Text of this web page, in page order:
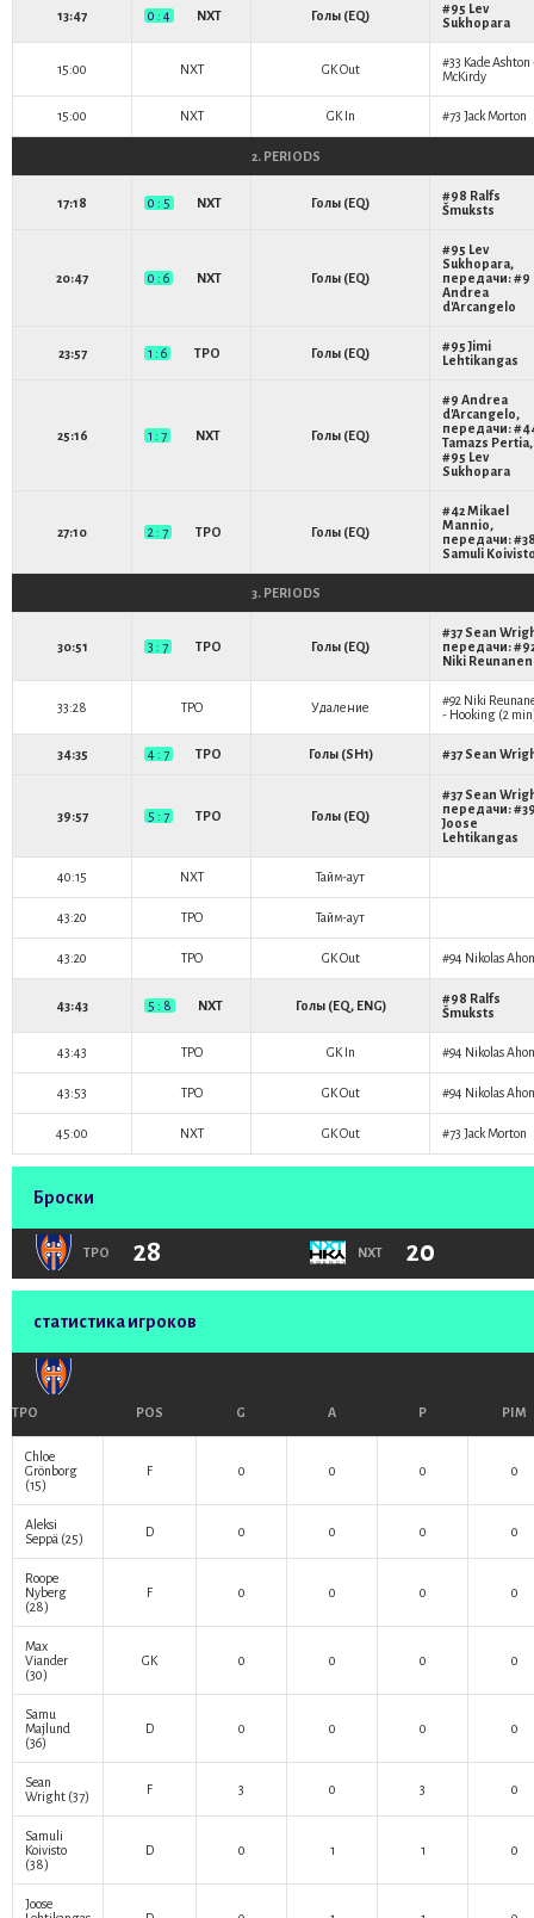
13:47 0 : 4 NXT Голы (EQ) #95 Lev
Sukhopara
15:00 NXT GK Out #33 Kade Ashton
McKirdy
15:00 NXT GK In #73 Jack Morton
2. PERIODS
17:18 0 : 5 NXT Голы (EQ) #98 Ralfs
Šmuksts
20:47 0 : 6 NXT Голы (EQ)
#95 Lev
Sukhopara,
передачи: #9
Andrea
d'Arcangelo
23:57 1 : 6 TPO Голы (EQ) #95Jimi
Lehtikangas
25:16 1 : 7 NXT Голы (EQ)
#9 Andrea
d'Arcangelo,
передачи:
Tamazs Pertia,
#95 Lev
Sukhopara
27:10 2 : 7 TPO Голы (EQ)
#42Mikael
Mannio,
передачи:
Samuli
3. PERIODS
30:51 3 : 7 TPO Голы (EQ)
#37 Sean
передачи:
Niki Reunanen
33:28 TPO Удаление #92 Niki
- Hooking (2
34:35 4 : 7 TPO Голы (SH1) #37 Sean
39:57 5 : 7 TPO Голы (EQ)
#37 Sean
передачи:
Joose
Lehtikangas
40:15 NXT Тайм-аут
43:20 TPO Тайм-аут
43:20 TPO GK Out #94 Nikolas
43:43 5 : 8 NXT Голы (EQ, ENG) #98 Ralfs
Šmuksts
43:43 TPO GK In #94 Nikolas
43:53 TPO GK Out #94 Nikolas
45:00 NXT GK Out #73 Jack Morton
Броски
TPO 28 NXT 20
статистика игроков
TPO POS G A P PIM
Chloe
Grönborg
(15)
F 0 0 0 0
Aleksi
Seppä (25) D 0 0 0 0
Roope
Nyberg
(28)
F 0 0 0 0
Max
Viander
(30)
GK 0 0 0 0
Samu
Majlund
(36)
D 0 0 0 0
Sean
Wright (37) F 3 0 3 0
Samuli
Koivisto
(38)
D 0 1 1 0
Joose